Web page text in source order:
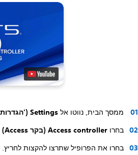
ממסך הבית, נווטו אלSettings ('הגדרות')
בחרוAccess controller (בקר Access)
בחרו את הפרופיל שתרצו להקצות לחריץ.